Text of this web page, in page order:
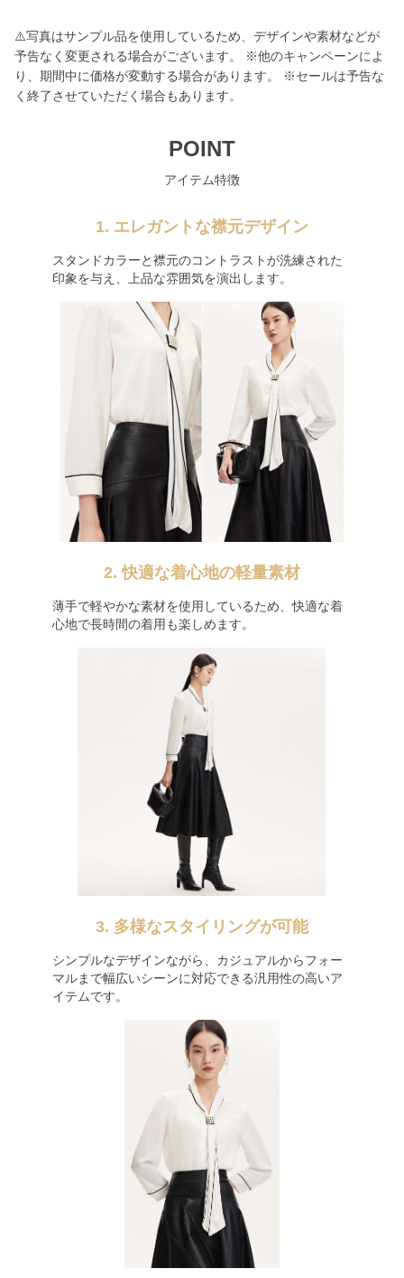
⚠️写真はサンプル品を使用しているため、デザインや素材などが
予告なく変更される場合がございます。 ※他のキャンペーンによ
り、期間中に価格が変動する場合があります。 ※セールは予告な
く終了させていただく場合もあります。
POINT
アイテム特徴
1. エレガントな襟元デザイン
スタンドカラーと襟元のコントラストが洗練された
印象を与え、上品な雰囲気を演出します。
2. 快適な着心地の軽量素材
薄手で軽やかな素材を使用しているため、快適な着
心地で長時間の着用も楽しめます。
3. 多様なスタイリングが可能
シンプルなデザインながら、カジュアルからフォー
マルまで幅広いシーンに対応できる汎用性の高いア
イテムです。